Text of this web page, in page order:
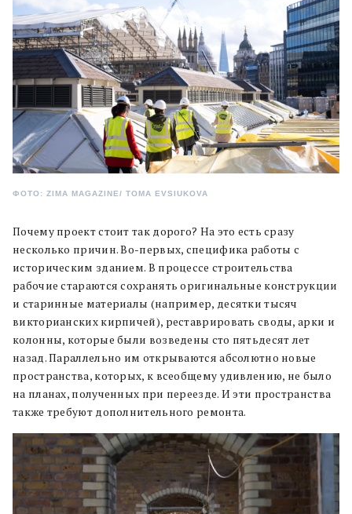
ФОТО: ZIMA MAGAZINE/ TOMA EVSIUKOVA
Почему проект стоит так дорого? На это есть сразу
несколько причин. Во-первых, специфика работы с
историческим зданием. В процессе строительства
рабочие стараются сохранять оригинальные конструкции
и старинные материалы (например, десятки тысяч
викторианских кирпичей), реставрировать своды, арки и
колонны, которые были возведены сто пятьдесят лет
назад. Параллельно им открываются абсолютно новые
пространства, которых, к всеобщему удивлению, не было
на планах, полученных при переезде. И эти пространства
также требуют дополнительного ремонта.